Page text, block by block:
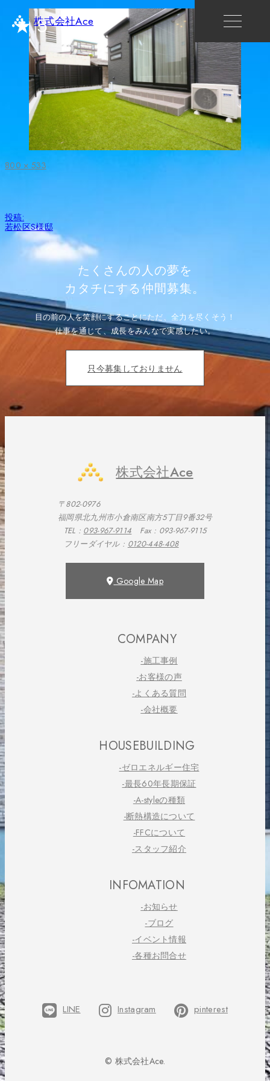
株式会社Ace
★５
フ
800 × 533
投
稿
ナ
ビ
ン
投稿:
若松区S様邸
たくさんの人の夢を
カタチにする仲間募集。
目の前の人を笑顔にすることにただ、全力を尽くそう！
仕事を通じて、成長をみんなで実感したい。
只今募集しておりません
株式会社Ace
〒802-0976
福岡県北九州市小倉南区南方5丁目9番32号
TEL : 093-967-9114 Fax : 093-967-9115
フリーダイヤル : 0120-448-408
Google Map
COMPANY
-施工事例
-お客様の声
-よくある質問
-会社概要
HOUSEBUILDING
-ゼロエネルギー住宅
-最長60年長期保証
-A-styleの種類
-断熱構造について
-FFCについて
-スタッフ紹介
INFOMATION
-お知らせ
-ブログ
-イベント情報
-各種お問合せ
© 株式会社Ace.
LINE Instagram pinterest